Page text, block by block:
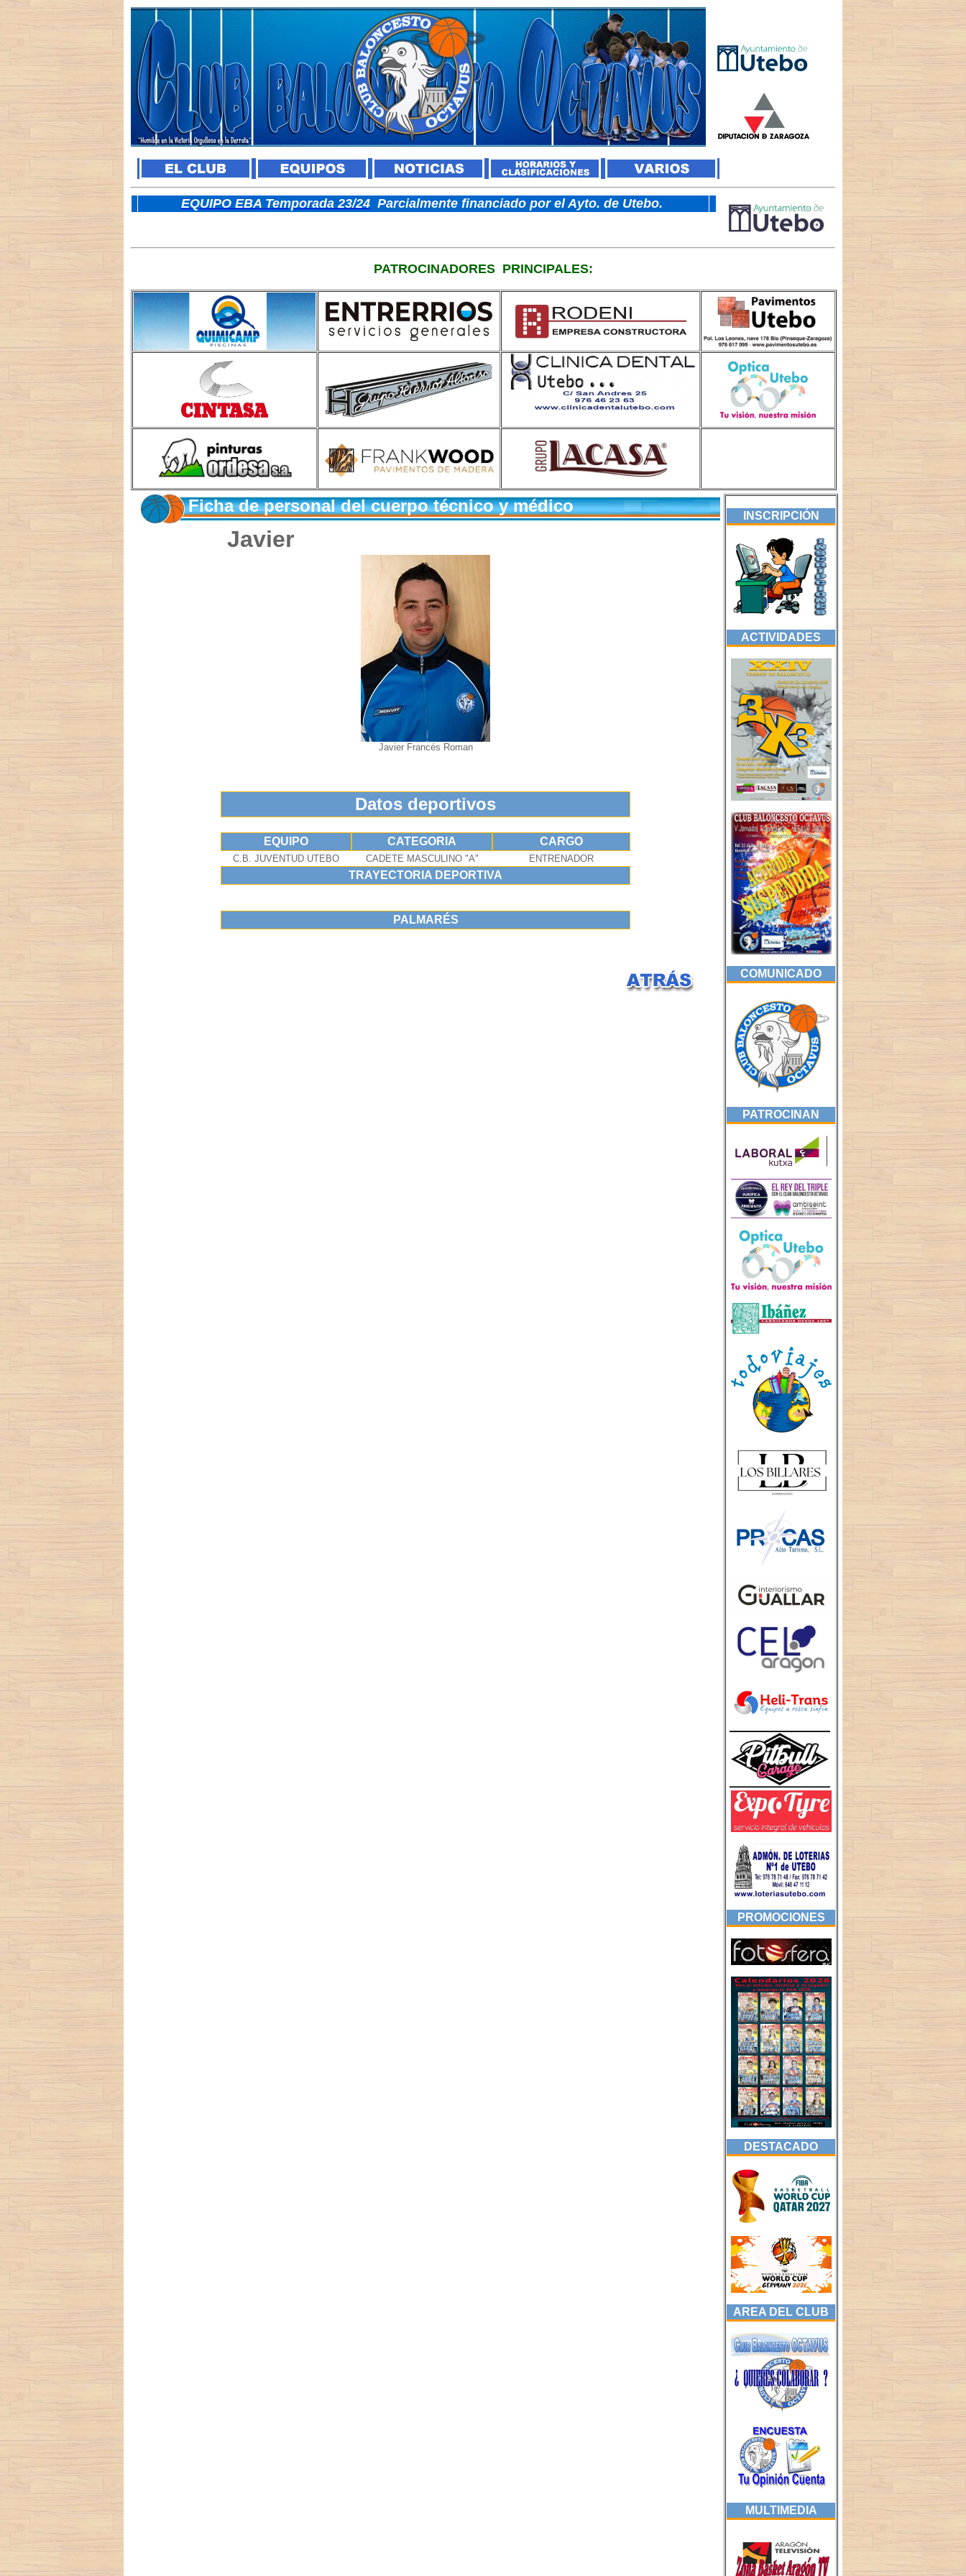
EQUIPO EBA Temporada 23/24 Parcialmente financiado por el Ayto. de Utebo.
PATROCINADORES PRINCIPALES:
Ficha de personal del cuerpo técnico y médico
Javier
Javier Francés Roman
Datos deportivos
EQUIPO CATEGORIA CARGO
C.B. JUVENTUD UTEBO CADETE MASCULINO "A" ENTRENADOR
TRAYECTORIA DEPORTIVA
PALMARÉS
INSCRIPCIÓN
ACTIVIDADES
COMUNICADO
PATROCINAN
PROMOCIONES
DESTACADO
AREA DEL CLUB
MULTIMEDIA